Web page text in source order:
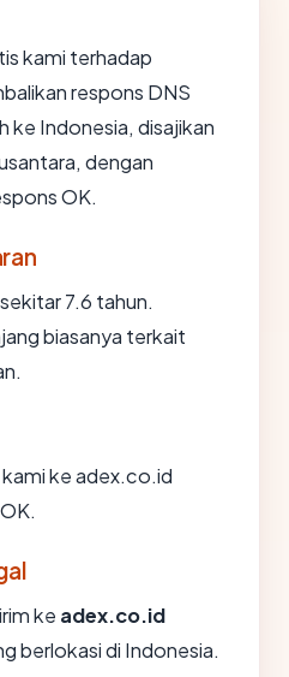
kami terhadap
respons DNS
ke Indonesia, disajikan
dengan
OK.
7.6 tahun.
biasanya terkait
ke adex.co.id
ke adex.co.id
berlokasi di Indonesia.